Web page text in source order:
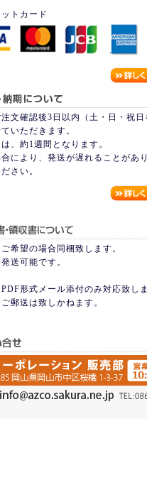
トカード
文確認後3日以内（土・日・祝
いただきます。
、約1週間となります。
により、発送が遅れることがあ
さい。
希望の場合同梱致します。
送可能です。
形式メール添付のみ対応致し
郵送は致しかねます。